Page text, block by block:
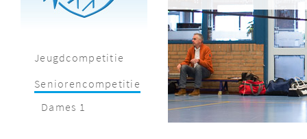
Jeugdcompetitie
Seniorencompetitie
Dames 1